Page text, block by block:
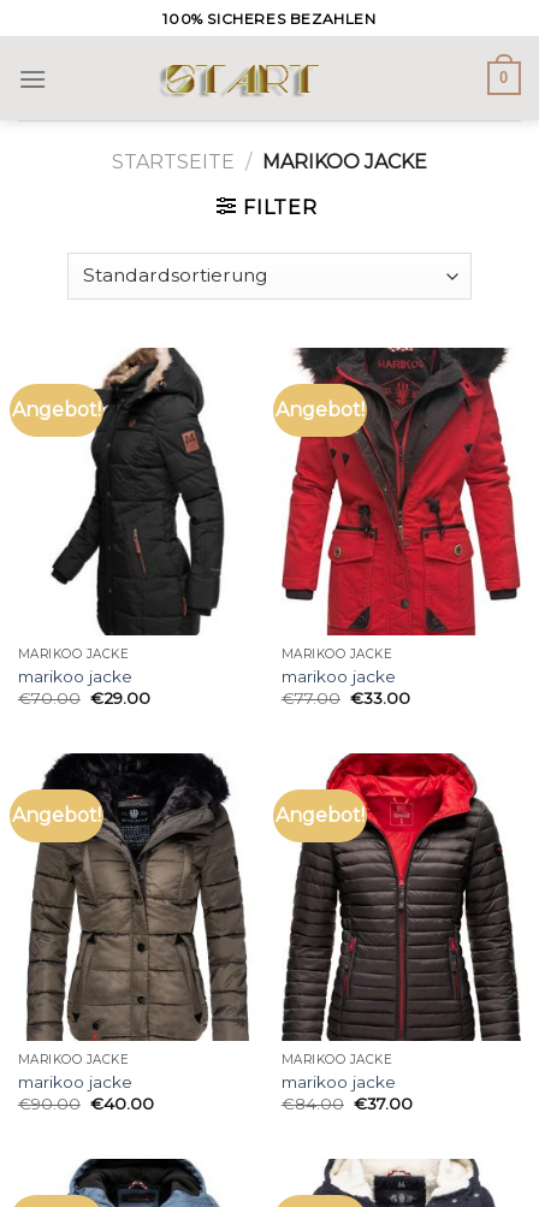
to
content
100% SICHERES BEZAHLEN
0
STARTSEITE / MARIKOO JACKE
FILTER
Angebot!
MARIKOO JACKE
marikoo jacke
€70.00 €29.00
Angebot!
MARIKOO JACKE
marikoo jacke
€77.00 €33.00
Angebot!
MARIKOO JACKE
marikoo jacke
€90.00 €40.00
Angebot!
MARIKOO JACKE
marikoo jacke
€84.00 €37.00